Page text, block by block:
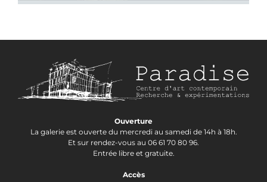
Ouverture
La galerie est ouverte du mercredi au samedi de 14h à 18h.
Et sur rendez-vous au 06 61 70 80 96.
Entrée libre et gratuite.
Accès